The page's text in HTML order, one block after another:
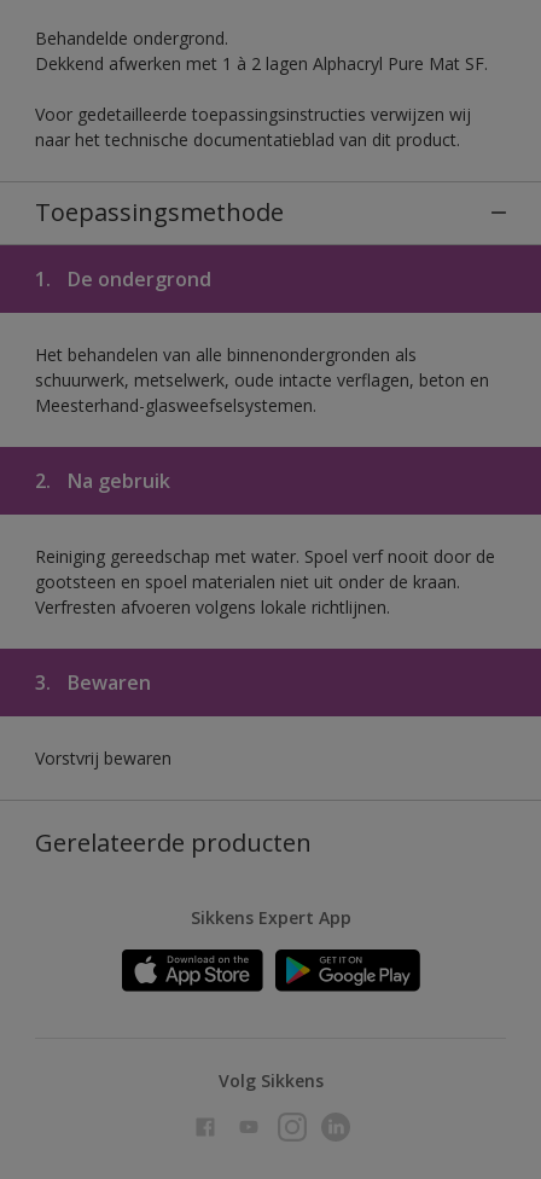
Behandelde ondergrond.
Dekkend afwerken met 1 à 2 lagen Alphacryl Pure Mat SF.
Voor gedetailleerde toepassingsinstructies verwijzen wij
naar het technische documentatieblad van dit product.
Toepassingsmethode
1. De ondergrond
Het behandelen van alle binnenondergronden als
schuurwerk, metselwerk, oude intacte verflagen, beton en
Meesterhand-glasweefselsystemen.
2. Na gebruik
Reiniging gereedschap met water. Spoel verf nooit door de
gootsteen en spoel materialen niet uit onder de kraan.
Verfresten afvoeren volgens lokale richtlijnen.
3. Bewaren
Vorstvrij bewaren
Gerelateerde producten
Sikkens Expert App
Volg Sikkens